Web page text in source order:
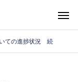
ての進捗状況 続